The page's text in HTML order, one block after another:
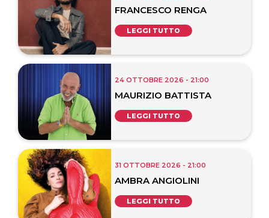
FRANCESCO RENGA
LEGGI TUTTO
24 OTTOBRE 2026 - 21:00
MAURIZIO BATTISTA
LEGGI TUTTO
31 OTTOBRE 2026 - 21:00
AMBRA ANGIOLINI
LEGGI TUTTO